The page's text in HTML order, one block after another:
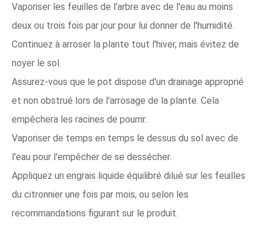
Vaporiser les feuilles de l'arbre avec de l'eau au moins
deux ou trois fois par jour pour lui donner de l'humidité.
Continuez à arroser la plante tout l'hiver, mais évitez de
noyer le sol.
Assurez-vous que le pot dispose d'un drainage approprié
et non obstrué lors de l'arrosage de la plante. Cela
empêchera les racines de pourrir.
Vaporiser de temps en temps le dessus du sol avec de
l'eau pour l'empêcher de se dessécher.
Appliquez un engrais liquide équilibré dilué sur les feuilles
du citronnier une fois par mois, ou selon les
recommandations figurant sur le produit.